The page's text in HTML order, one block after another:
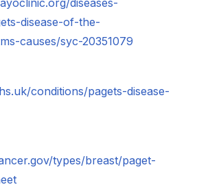
disease-of-the-
causes/syc-20351079
conditions/pagets-disease-
types/breast/paget-